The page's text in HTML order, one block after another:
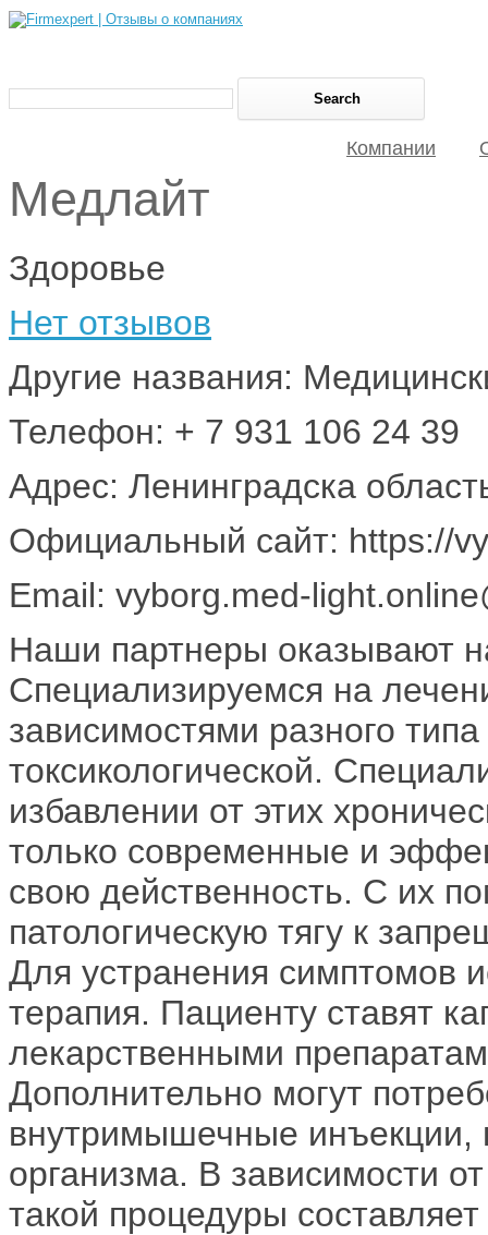
Компании
Медлайт
Здоровье
Нет отзывов
Другие названия:
Телефон: + 7 931 106 24 39
Адрес: Ленинградска
Официальный сайт: https://
Email: vyborg.med-
Наши партнеры оказывают
Специализируемся на
зависимостями разного
токсикологической.
избавлении от этих
только современные и
свою действенность. С их
патологическую тягу к
Для устранения симптомов
терапия. Пациенту ставят
лекарственными
Дополнительно могут
внутримышечные инъекции,
организма. В зависимости
такой процедуры